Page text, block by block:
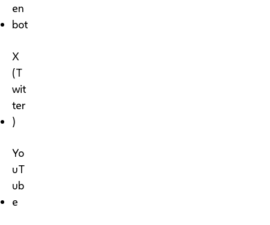
en
bot
X
(T
wit
ter
)
Yo
uT
ub
e